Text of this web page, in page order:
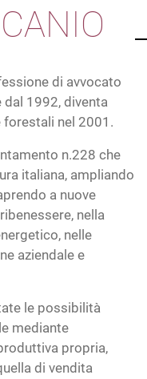
di avvocato
dal 1992, diventa
nel 2001.
n.228 che
italiana, ampliando
a nuove
nella
nelle
aziendale e
le possibilità
mediante
propria,
di vendita